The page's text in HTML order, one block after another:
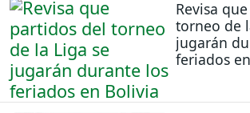
Revisa
torneo de
jugarán
feriados